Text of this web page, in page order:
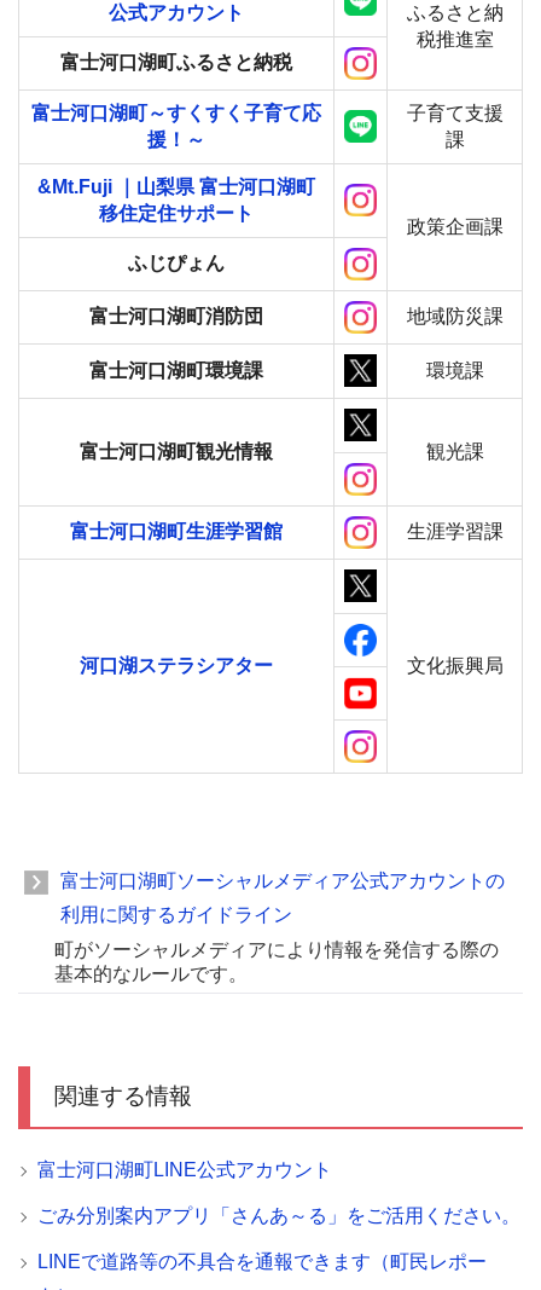
公式アカウント
ふるさと納
税推進室
富士河口湖町ふるさと納税
富士河口湖町～すくすく子育て応
援！～
子育て支援
課
&Mt.Fuji ｜山梨県 富士河口湖町
移住定住サポート
政策企画課
ふじぴょん
富士河口湖町消防団 地域防災課
富士河口湖町環境課 環境課
富士河口湖町観光情報 観光課
富士河口湖町生涯学習館 生涯学習課
河口湖ステラシアター 文化振興局
富士河口湖町ソーシャルメディア公式アカウントの
利用に関するガイドライン
町がソーシャルメディアにより情報を発信する際の
基本的なルールです。
関連する情報
富士河口湖町LINE公式アカウント
ごみ分別案内アプリ「さんあ～る」をご活用ください。
LINEで道路等の不具合を通報できます（町民レポー